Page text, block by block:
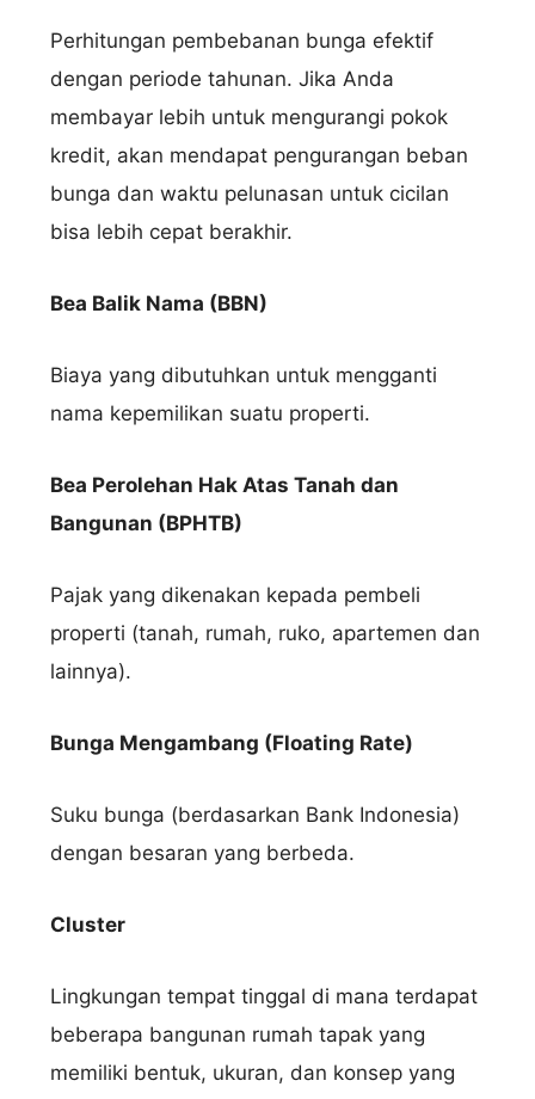
Perhitungan pembebanan bunga efektif
dengan periode tahunan. Jika Anda
membayar lebih untuk mengurangi pokok
kredit, akan mendapat pengurangan beban
bunga dan waktu pelunasan untuk cicilan
bisa lebih cepat berakhir.
Bea Balik Nama (BBN)
Biaya yang dibutuhkan untuk mengganti
nama kepemilikan suatu properti.
Bea Perolehan Hak Atas Tanah dan
Bangunan (BPHTB)
Pajak yang dikenakan kepada pembeli
properti (tanah, rumah, ruko, apartemen dan
lainnya).
Bunga Mengambang (Floating Rate)
Suku bunga (berdasarkan Bank Indonesia)
dengan besaran yang berbeda.
Cluster
Lingkungan tempat tinggal di mana terdapat
beberapa bangunan rumah tapak yang
memiliki bentuk, ukuran, dan konsep yang